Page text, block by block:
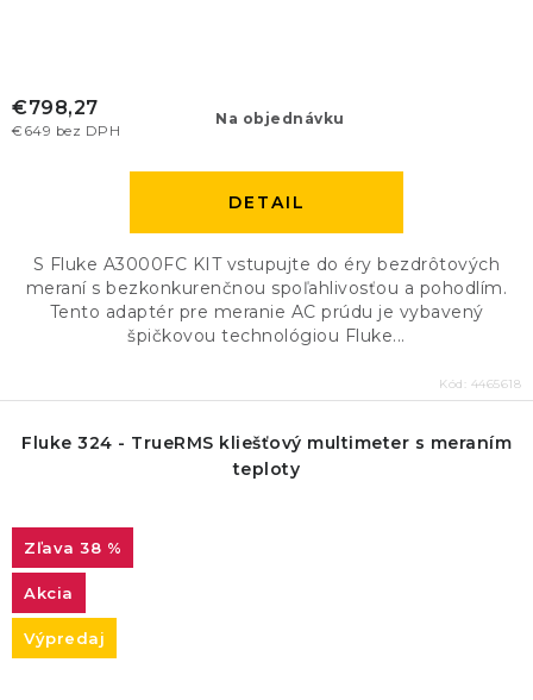
Na objednávku
€649 bez DPH
€798,27
DETAIL
S Fluke A3000FC KIT vstupujte do éry bezdrôtových
meraní s bezkonkurenčnou spoľahlivosťou a pohodlím.
Tento adaptér pre meranie AC prúdu je vybavený
špičkovou technológiou Fluke...
Kód: 4465618
Fluke 324 - TrueRMS kliešťový multimeter s meraním
teploty
38 %
Akcia
Výpredaj